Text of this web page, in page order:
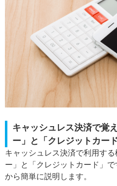
キャッシュレス決済で覚
ー」と「クレジットカード
キャッシュレス決済で利用す
ー」と「クレジットカード」
から簡単に説明します。